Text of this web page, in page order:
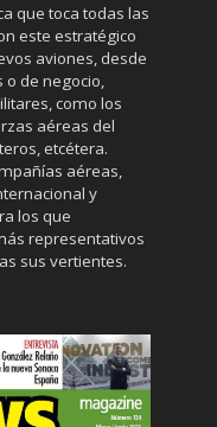
que toca todas las
este estratégico
aviones, desde
de negocio,
como los
aéreas del
etcétera.
aéreas,
y
los que
representativos
sus vertientes.